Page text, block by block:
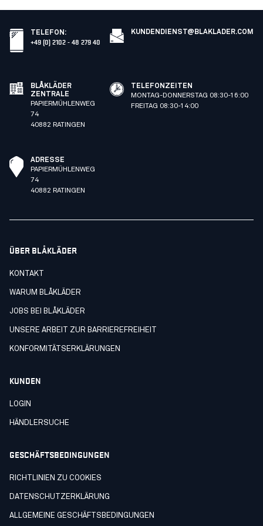
TELEFON :
+49 (0) 2102 - 48 279 40
KUNDENDIENST@BLAKLADER.COM
BLÅKLÄDER
ZENTRALE
PAPIERMÜHLENWEG
74
40882 RATINGEN
TELEFONZEITEN
MONTAG-DONNERSTAG 08:30-16:00
FREITAG 08:30-14:00
ADRESSE
PAPIERMÜHLENWEG
74
40882 RATINGEN
ÜBER BLÅKLÄDER
KONTAKT
WARUM BLÅKLÄDER
JOBS BEI BLÅKLÄDER
UNSERE ARBEIT ZUR BARRIEREFREIHEIT
KONFORMITÄTSERKLÄRUNGEN
KUNDEN
LOGIN
HÄNDLERSUCHE
GESCHÄFTSBEDINGUNGEN
RICHTLINIEN ZU COOKIES
DATENSCHUTZERKLÄRUNG
ALLGEMEINE GESCHÄFTSBEDINGUNGEN